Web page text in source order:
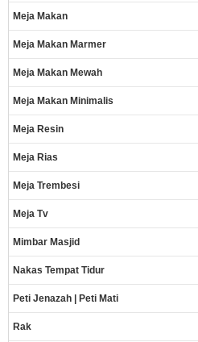
Meja Makan
Meja Makan Marmer
Meja Makan Mewah
Meja Makan Minimalis
Meja Resin
Meja Rias
Meja Trembesi
Meja Tv
Mimbar Masjid
Nakas Tempat Tidur
Peti Jenazah | Peti Mati
Rak